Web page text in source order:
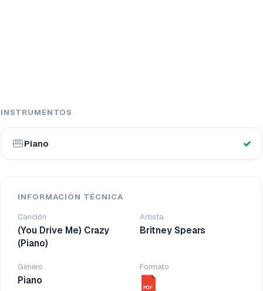
INSTRUMENTOS
Piano
INFORMACIÓN TÉCNICA
Canción
(You Drive Me) Crazy
(Piano)
Artista
Britney Spears
Género
Piano
Formato
PDF